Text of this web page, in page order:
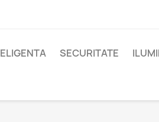
SECURITATE